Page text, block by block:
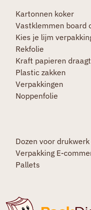
Kartonnen koker
Vastklemmen board
Kies je lijm
Rekfolie
Kraft papieren
Plastic zakken
Verpakkingen
Noppenfolie
Dozen voor drukwerk
Verpakking E-
Pallets